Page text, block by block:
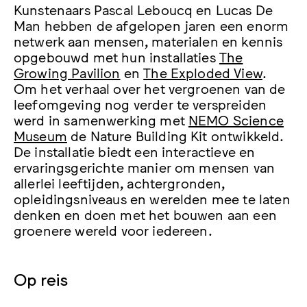
Kunstenaars Pascal Leboucq en Lucas De
Man hebben de afgelopen jaren een enorm
netwerk aan mensen, materialen en kennis
opgebouwd met hun installaties The
Growing Pavilion enThe Exploded View.
Om het verhaal over het vergroenen van de
leefomgeving nog verder te verspreiden
werd in samenwerking met NEMO Science
Museum de Nature Building Kit ontwikkeld.
De installatie biedt een interactieve en
ervaringsgerichte manier om mensen van
allerlei leeftijden, achtergronden,
opleidingsniveaus en werelden mee te laten
denken en doen met het bouwen aan een
groenere wereld voor iedereen.
Op reis